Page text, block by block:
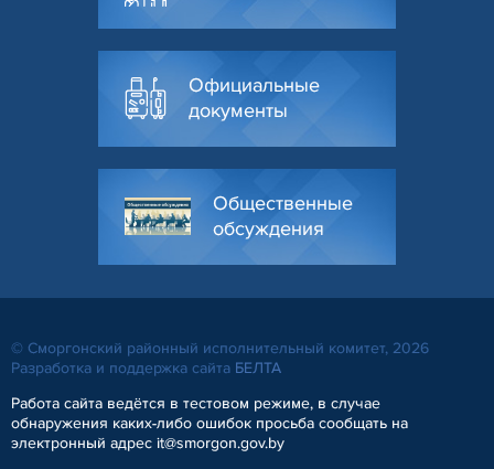
Официальные
документы
Общественные
обсуждения
© Сморгонский районный исполнительный комитет, 2026
Разработка и поддержка сайта БЕЛТА
Работа сайта ведётся в тестовом режиме, в случае
обнаружения каких-либо ошибок просьба сообщать на
электронный адрес it@smorgon.gov.by